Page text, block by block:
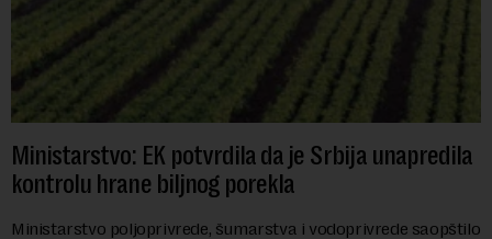
Ministarstvo: EK potvrdila da je Srbija unapredila
kontrolu hrane biljnog porekla
Ministarstvo poljoprivrede, šumarstva i vodoprivrede saopštilo